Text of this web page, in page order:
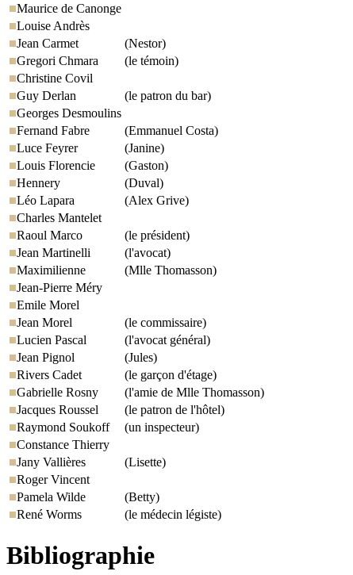
Maurice de Canonge
Louise Andrès
Jean Carmet
(Nestor)
Gregori Chmara
(le témoin)
Christine Covil
Guy Derlan
(le patron du bar)
Georges Desmoulins
Fernand Fabre
(Emmanuel Costa)
Luce Feyrer
(Janine)
Louis Florencie
(Gaston)
Hennery
(Duval)
Léo Lapara
(Alex Grive)
Charles Mantelet
Raoul Marco
(le président)
Jean Martinelli
(l'avocat)
Maximilienne
(Mlle Thomasson)
Jean-Pierre Méry
Emile Morel
Jean Morel
(le commissaire)
Lucien Pascal
(l'avocat général)
Jean Pignol
(Jules)
Rivers Cadet
(le garçon d'étage)
Gabrielle Rosny
(l'amie de Mlle Thomasson)
Jacques Roussel
(le patron de l'hôtel)
Raymond Soukoff
(un inspecteur)
Constance Thierry
Jany Vallières
(Lisette)
Roger Vincent
Pamela Wilde
(Betty)
René Worms
(le médecin légiste)
Bibliographie